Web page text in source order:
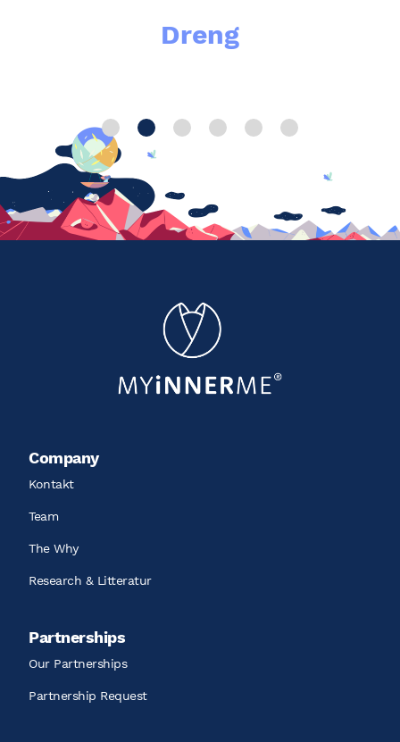
Dreng
Company
Kontakt
Team
The Why
Research & Litteratur
Partnerships
Our Partnerships
Partnership Request